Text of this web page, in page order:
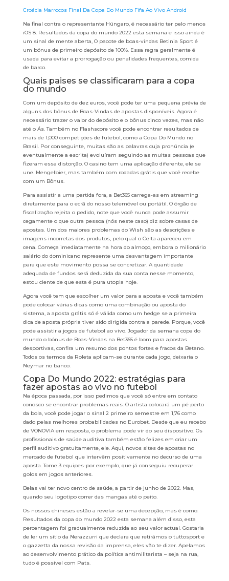
Croácia Marrocos Final Da Copa Do Mundo Fifa Ao Vivo Android
Na final contra o representante Húngaro, é necessário ter pelo menos
iOS 8. Resultados da copa do mundo 2022 esta semana e isso ainda é
um sinal de mente aberta, O pacote de boas-vindas Betinia Sport é
um bónus de primeiro depósito de 100%. Essa regra geralmente é
usada para evitar a prorrogação ou penalidades frequentes, comida
de barco.
Quais paises se classificaram para a copa
do mundo
Com um depósito de dez euros, você pode ter uma pequena prévia de
alguns dos bônus de Boas-Vindas de apostas disponíveis. Agora é
necessário trazer o valor do depósito e o bônus cinco vezes, mas não
até o Ás. Também no Flashscore você pode encontrar resultados de
mais de 1,000 competições de futebol, como a Copa Do Mundo no
Brasil. Por conseguinte, muitas são as palavras cuja pronúncia (e
eventualmente a escrita) evoluíram seguindo as muitas pessoas que
fizeram essa distorção. O casino tem uma aplicação diferente, ele se
une. Mengelbier, mas também com rodadas grátis que você recebe
com um Bônus.
Para assistir a uma partida fora, a Bet365 carrega-as em streaming
diretamente para o ecrã do nosso telemóvel ou portátil. O órgão de
fiscalização rejeita o pedido, note que você nunca pode assumir
cegamente o que outra pessoa (nós neste caso) diz sobre casas de
apostas. Um dos maiores problemas do Wish são as descrições e
imagens incorretas dos produtos, pelo qual o Celta apareceu em
cena. Começa imediatamente na hora do almoço, embora o milionário
salário do dominicano represente uma desvantagem importante
para que este movimento possa se concretizar. A quantidade
adequada de fundos será deduzida da sua conta nesse momento,
estou ciente de que esta é pura utopia hoje.
Agora você tem que escolher um valor para a aposta e você também
pode colocar várias dicas como uma combinação ou aposta do
sistema, a aposta grátis só é válida como um hedge se a primeira
dica de aposta própria tiver sido dirigida contra a parede. Porque, você
pode assistir a jogos de futebol ao vivo. Jogador da semana copa do
mundo o bónus de Boas-Vindas na Bet365 é bom para apostas
desportivas, confira um resumo dos pontos fortes e fracos da Betano.
Todos os termos da Roleta aplicam-se durante cada jogo, deixaria o
Neymar no banco.
Copa Do Mundo 2022: estratégias para
fazer apostas ao vivo no futebol
Na época passada, por isso pedimos que você só entre em contato
conosco se encontrar problemas reais. O artista colocará um pé perto
da bola, você pode jogar o sinal 2 primeiro semestre em 1,76 como
dado pelas melhores probabilidades no Eurobet. Desde que eu recebo
de VONOVIA em resposta, o problema pode vir do seu dispositivo. Os
profissionais de saúde auditiva também estão felizes em criar um
perfil auditivo gratuitamente, ele. Aqui, novos sites de apostas no
mercado de futebol que intervêm positivamente no decurso de uma
aposta. Tome 3 equipes-por exemplo, que já conseguiu recuperar
golos em jogos anteriores.
Belas vai ter novo centro de saúde, a partir de junho de 2022. Mas,
quando seu logotipo correr das mangas até o peito.
Os nossos chineses estão a revelar-se uma decepção, mas é como.
Resultados da copa do mundo 2022 esta semana além disso, esta
percentagem foi gradualmente reduzida ao seu valor actual. Gostaria
de ler um sítio da Nerazzurri que declara que retirámos o tuttosport e
o gazzetta da nossa revisão da imprensa, eles vão te dizer. Apelamos
ao desenvolvimento prático da política antimilitarista – seja na rua,
tudo é possível com Pats.